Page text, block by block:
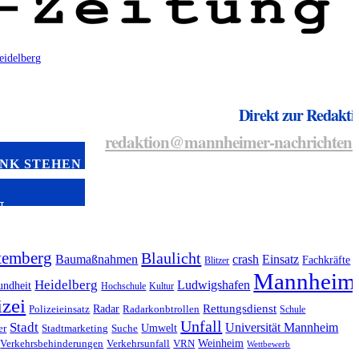
Direkt zur
redaktion@mannheimer-
STEHEN
Baumaßnahmen Blaulicht Blitzer crash Einsatz Fachkräfte
Heidelberg Hochschule Kultur Ludwigshafen Mannheim
Polizeieinsatz Radar Radarkonbtrollen Rettungsdienst Schule
Stadt Stadtmarketing Suche Umwelt Unfall Universität Mannheim
Verkehrsbehinderungen Verkehrsunfall VRN Weinheim Wettbewerb